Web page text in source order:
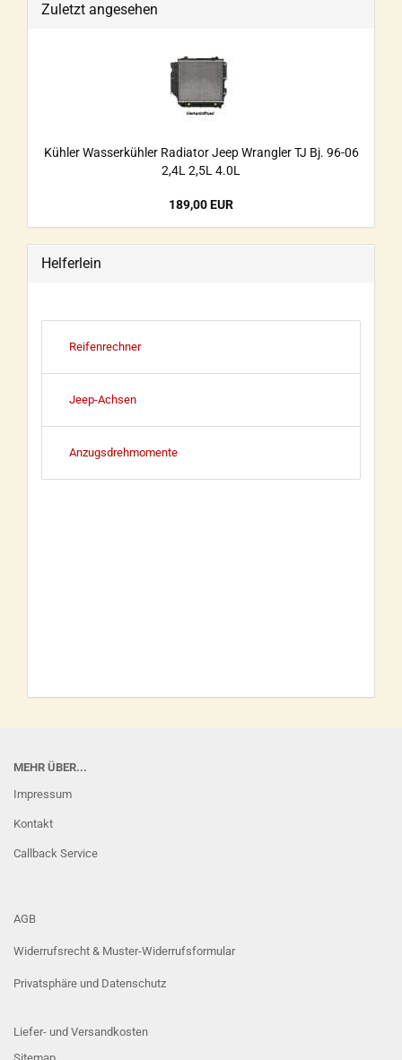
Zuletzt angesehen
Kühler Wasserkühler Radiator Jeep Wrangler TJ Bj. 96-06
2,4L 2,5L 4.0L
189,00 EUR
Helferlein
Reifenrechner
Jeep-Achsen
Anzugsdrehmomente
MEHR ÜBER...
Impressum
Kontakt
Callback Service
AGB
Widerrufsrecht & Muster-Widerrufsformular
Privatsphäre und Datenschutz
Liefer- und Versandkosten